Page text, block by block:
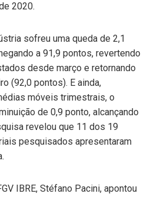
2020.
sofreu uma queda de 2,1
a 91,9 pontos, revertendo
desde março e retornando
(92,0 pontos). E ainda,
móveis trimestrais, o
de 0,9 ponto, alcançando
revelou que 11 dos 19
pesquisados apresentaram
IBRE, Stéfano Pacini, apontou